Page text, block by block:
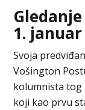
1.
Svoja
Vošington
kolumnista tog
koji kao prvu